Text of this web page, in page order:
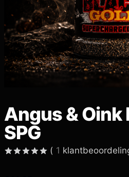
Angus & Oink
SPG
( 1